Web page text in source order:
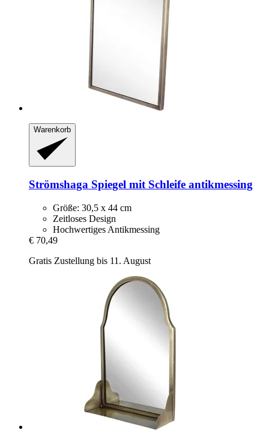
Warenkorb
Strömshaga Spiegel mit Schleife antikmessing
Größe: 30,5 x 44 cm
Zeitloses Design
Hochwertiges Antikmessing
€ 70,49
Gratis Zustellung bis 11. August